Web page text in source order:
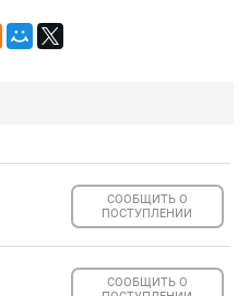
СООБЩИТЬ О
ПОСТУПЛЕНИИ
СООБЩИТЬ О